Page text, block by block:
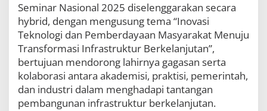
Seminar Nasional 2025 diselenggarakan secara
hybrid, dengan mengusung tema “Inovasi
Teknologi dan Pemberdayaan Masyarakat Menuju
Transformasi Infrastruktur Berkelanjutan”,
bertujuan mendorong lahirnya gagasan serta
kolaborasi antara akademisi, praktisi, pemerintah,
dan industri dalam menghadapi tantangan
pembangunan infrastruktur berkelanjutan.